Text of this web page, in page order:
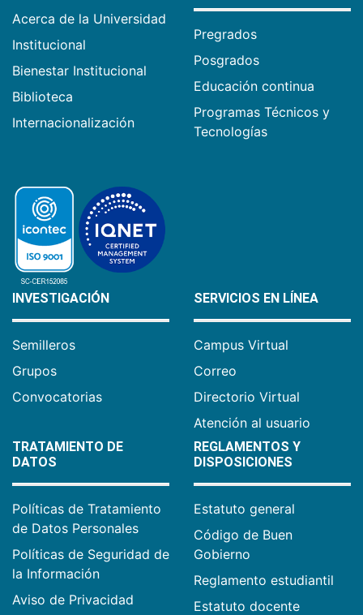
Acerca de la Universidad
Institucional
Bienestar Institucional
Biblioteca
Internacionalización
Pregrados
Posgrados
Educación continua
Programas Técnicos y
Tecnologías
INVESTIGACIÓN
Semilleros
Grupos
Convocatorias
SERVICIOS EN LÍNEA
Campus Virtual
Correo
Directorio Virtual
Atención al usuario
TRATAMIENTO DE
DATOS
Políticas de Tratamiento
de Datos Personales
Políticas de Seguridad de
la Información
Aviso de Privacidad
REGLAMENTOS Y
DISPOSICIONES
Estatuto general
Código de Buen
Gobierno
Reglamento estudiantil
Estatuto docente